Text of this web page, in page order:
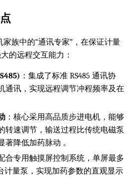
家族中的“通讯专家”，在保证计量
的远程交互能力：
：集成了标准 RS485 通讯协
通讯，实现远程调节冲程频率及在
：核心采用高品质步进电机，能够
转速调节，输送过程比传统电磁泵
著降低加药脉动 。
合专用触摸屏控制系统，单屏最多
计量泵，实现加药参数的直观显示